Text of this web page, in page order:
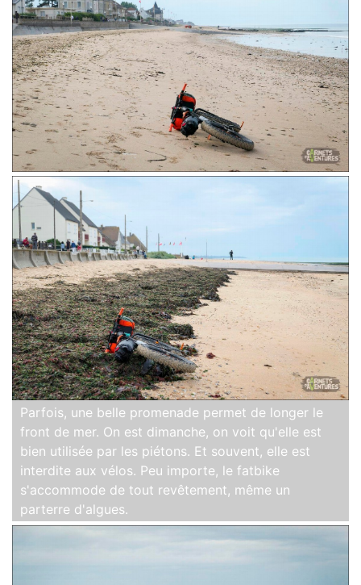
Parfois, une belle promenade permet de longer le
front de mer. On est dimanche, on voit qu'elle est
bien utilisée par les piétons. Et souvent, elle est
interdite aux vélos. Peu importe, le fatbike
s'accommode de tout revêtement, même un
parterre d'algues.